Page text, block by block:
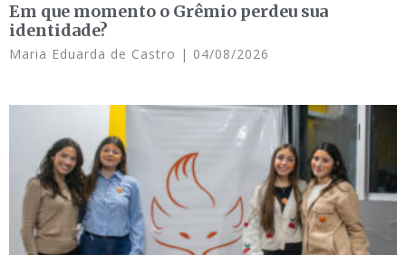
Em que momento o Grêmio perdeu sua
identidade?
Maria Eduarda de Castro 04/08/2026